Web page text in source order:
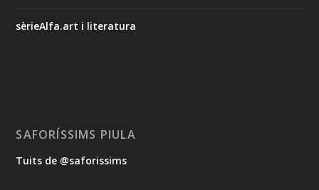
sèrieAlfa.art i literatura
SAFORÍSSIMS PIULA
Tuits de @saforissims